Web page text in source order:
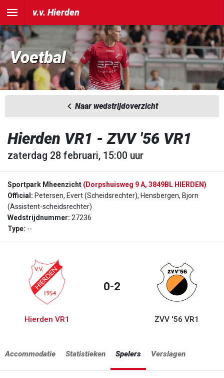
v.v. Hierden
Voetbal
Naar wedstrijdoverzicht
Hierden VR1 - ZVV '56 VR1
zaterdag 28 februari, 15:00 uur
Sportpark Mheenzicht (Dorpshuisweg 9 A, 3849BL HIERDEN)
Official: Petersen, Evert (Scheidsrechter), Hensbergen, Bjorn
(Assistent-scheidsrechter)
Wedstrijdnummer: 27236
Type: --
Hierden VR1
0-2
ZVV '56 VR1
Accommodatie Statistieken Spelers Verslagen